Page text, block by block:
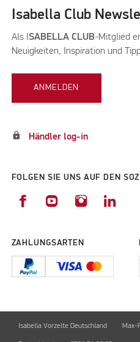
Isabella Club
Als I SABELLA CLUB-Mitglied
Neuigkeiten, Inspiration und
ANMELDEN
lock Händler log-in
FOLGEN SIE UNS AUF DEN
ZAHLUNGSARTEN
Isabella Vorzelte Deutschland Max-